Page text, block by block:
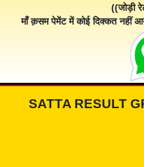
((जोड़ी
माँ क़सम पेमेंट में कोई दिक्कत नहीं
SATTA RESULT